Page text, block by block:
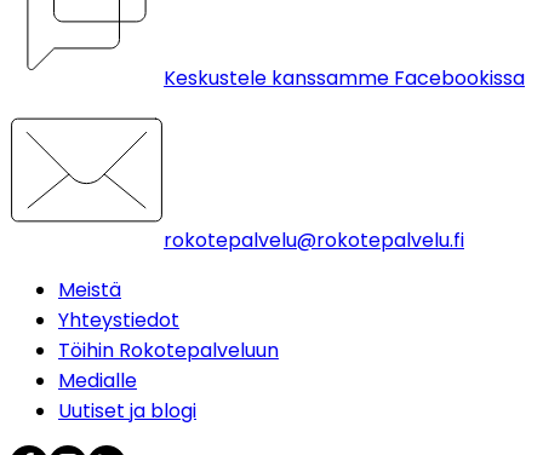
Keskustele kanssamme Facebookissa
rokotepalvelu@rokotepalvelu.fi
Meistä
Yhteystiedot
Töihin Rokotepalveluun
Medialle
Uutiset ja blogi